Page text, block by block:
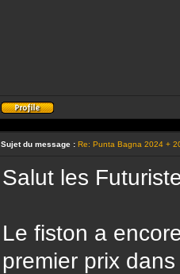
Profil
Sujet du message : Re: Punta Bagna 2024 +
Salut les
Le fiston a
premier prix